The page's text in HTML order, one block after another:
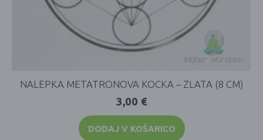
NALEPKA METATRONOVA KOCKA – ZLATA (8 CM)
3,00 €
DODAJ V KOŠARICO